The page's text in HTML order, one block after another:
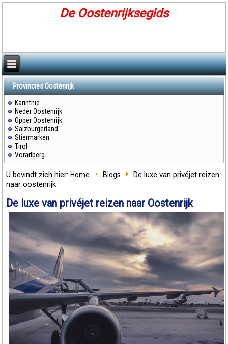
De Oostenrijksegids
Provincies Oostenrijk
Karinthië
Neder Oostenrijk
Opper Oostenrijk
Salzburgerland
Stiermarken
Tirol
Vorarlberg
U bevindt zich hier:Home Blogs
De luxe van privéjet reizen
naar oostenrijk
De luxe van privéjet reizen naar Oostenrijk